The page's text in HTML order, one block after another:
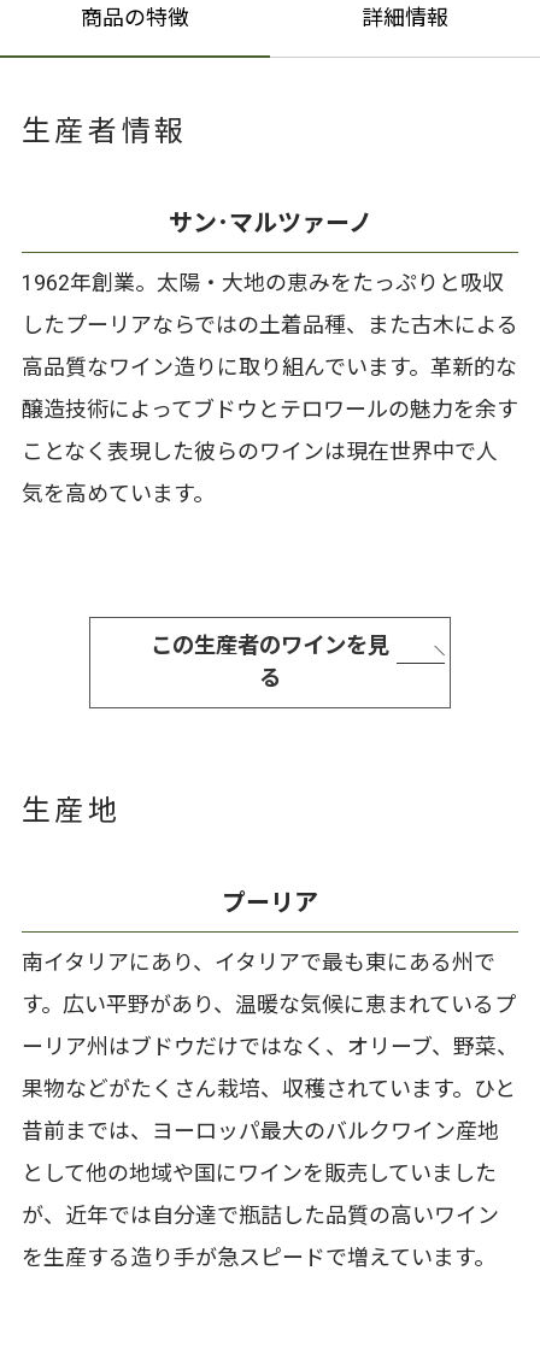
商品の特徴 詳細情報
生産者情報
サン･マルツァーノ
1962年創業。太陽・大地の恵みをたっぷりと吸収
したプーリアならではの土着品種、また古木による
高品質なワイン造りに取り組んでいます。革新的な
醸造技術によってブドウとテロワールの魅力を余す
ことなく表現した彼らのワインは現在世界中で人
気を高めています。
この生産者のワインを見
る
生産地
プーリア
南イタリアにあり、イタリアで最も東にある州で
す。広い平野があり、温暖な気候に恵まれているプ
ーリア州はブドウだけではなく、オリーブ、野菜、
果物などがたくさん栽培、収穫されています。ひと
昔前までは、ヨーロッパ最大のバルクワイン産地
として他の地域や国にワインを販売していました
が、近年では自分達で瓶詰した品質の高いワイン
を生産する造り手が急スピードで増えています。